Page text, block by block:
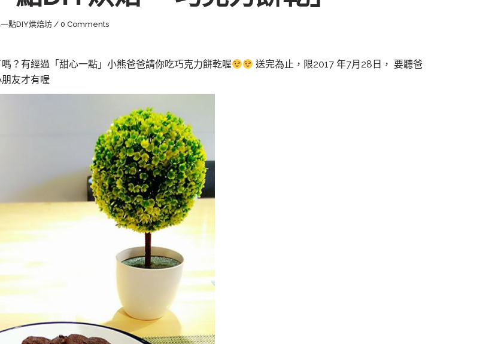
點DIY烘焙坊 0 Comments
？有經過「甜心一點」小熊爸爸請你吃巧克力餅乾喔
送完為止，限2017 年7月28日， 要聽爸
友才有喔